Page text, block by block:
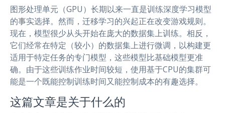
图形处理单元（GPU）长期以来一直是训练深度学习模型
的事实选择。然而，迁移学习的兴起正在改变游戏规则。
现在，模型很少从头开始在庞大的数据集上训练。相反，
它们经常在特定（较小）的数据集上进行微调，以构建更
适用于特定任务的专门模型，这些模型比基础模型更准
确。由于这些训练作业时间较短，使用基于CPU的集群可
能是一个既能控制训练时间又能控制成本的有趣选择。
这篇文章是关于什么的